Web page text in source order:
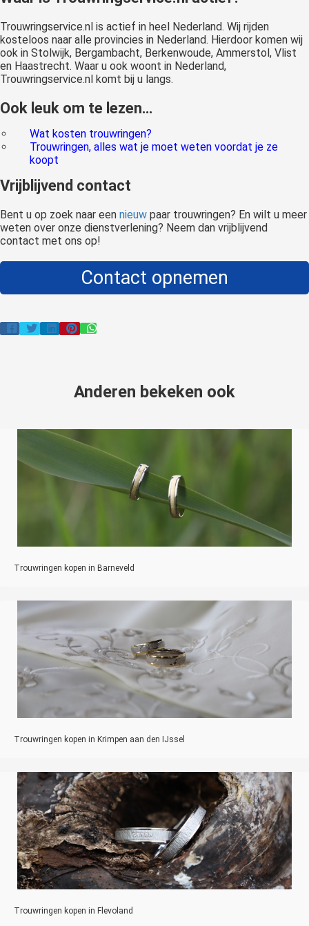
Trouwringservice.nl is actief in heel Nederland. Wij rijden
kosteloos naar alle provincies in Nederland. Hierdoor komen wij
ook in Stolwijk, Bergambacht, Berkenwoude, Ammerstol, Vlist
en Haastrecht. Waar u ook woont in Nederland,
Trouwringservice.nl komt bij u langs.
Ook leuk om te lezen…
Wat kosten trouwringen?
Trouwringen, alles wat je moet weten voordat je ze
koopt
Vrijblijvend contact
Bent u op zoek naar een nieuw paar trouwringen? En wilt u meer
weten over onze dienstverlening? Neem dan vrijblijvend
contact met ons op!
Contact opnemen
Anderen bekeken ook
Trouwringen kopen in Barneveld
Trouwringen kopen in Krimpen aan den IJssel
Trouwringen kopen in Flevoland